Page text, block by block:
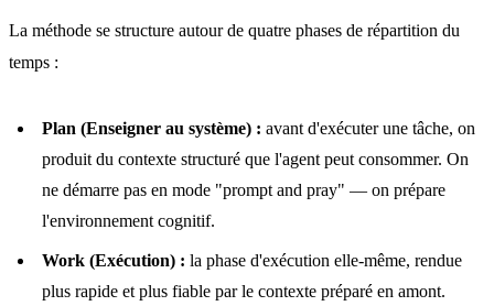
La méthode se structure autour de quatre phases de répartition du
temps :
Plan (Enseigner au système) : avant d'exécuter une tâche, on
produit du contexte structuré que l'agent peut consommer. On
ne démarre pas en mode "prompt and pray" — on prépare
l'environnement cognitif.
Work (Exécution) : la phase d'exécution elle-même, rendue
plus rapide et plus fiable par le contexte préparé en amont.